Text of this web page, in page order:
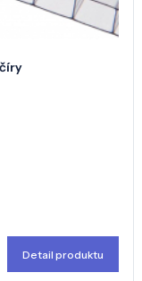
Detail produktu